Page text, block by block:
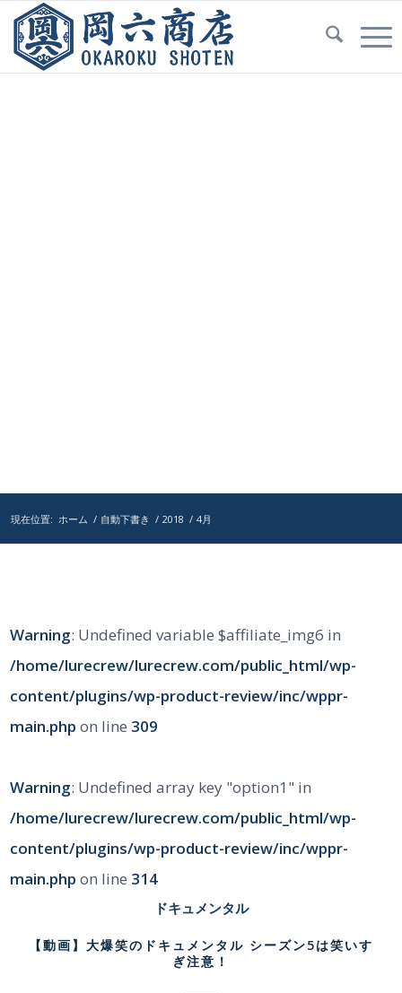
現在位置: ホーム / 自動下書き / 2018 / 4月
Warning: Undefined variable $affiliate_img6 in
/home/lurecrew/lurecrew.com/public_html/wp-
content/plugins/wp-product-review/inc/wppr-
main.php on line 309
Warning: Undefined array key "option1" in
/home/lurecrew/lurecrew.com/public_html/wp-
content/plugins/wp-product-review/inc/wppr-
main.php on line 314
ドキュメンタル
【動画】大爆笑のドキュメンタル シーズン5は笑いす
ぎ注意！